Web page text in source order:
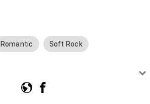
Romantic Soft Rock